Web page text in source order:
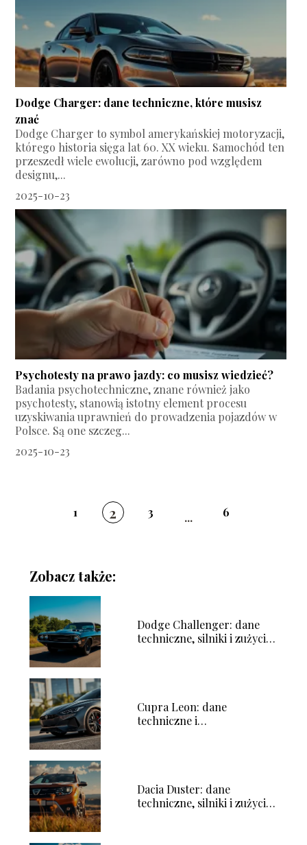
Dodge Charger: dane techniczne, które musisz
znać
Dodge Charger to symbol amerykańskiej motoryzacji,
którego historia sięga lat 60. XX wieku. Samochód ten
przeszedł wiele ewolucji, zarówno pod względem
designu,...
2025-10-23
Psychotesty na prawo jazdy: co musisz wiedzieć?
Badania psychotechniczne, znane również jako
psychotesty, stanowią istotny element procesu
uzyskiwania uprawnień do prowadzenia pojazdów w
Polsce. Są one szczeg...
2025-10-23
1 2 3 ... 6
Zobacz także:
Dodge Challenger: dane
techniczne, silniki i zużycie
Cupra Leon: dane
techniczne i
Dacia Duster: dane
techniczne, silniki i zużycie